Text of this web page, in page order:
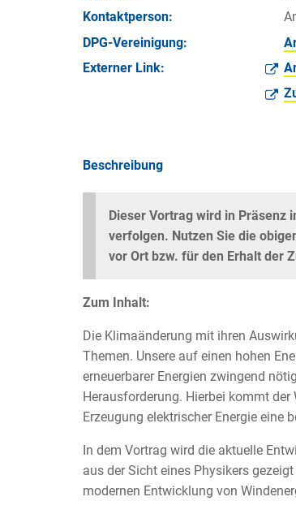
Kontakt­person:
DPG-Vereinigung:
Externer Link:
Beschreibung
Dieser Vortrag wird in Präsenz
verfolgen. Nutzen Sie die
vor Ort bzw. für den Erhalt der
Zum Inhalt:
Die Klimaänderung mit ihren
Themen. Unsere auf einen hohen
erneuerbarer Energien zwingend
Herausforderung. Hierbei kommt
Erzeugung elektrischer Energie eine
In dem Vortrag wird die aktuelle
aus der Sicht eines Physikers
modernen Entwicklung von